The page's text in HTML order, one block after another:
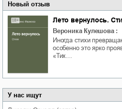
Новый отзыв
Лето вернулось.
Вероника Кулешова :
Иногда стихи
особенно это ярко
«Тих…
У нас ищут